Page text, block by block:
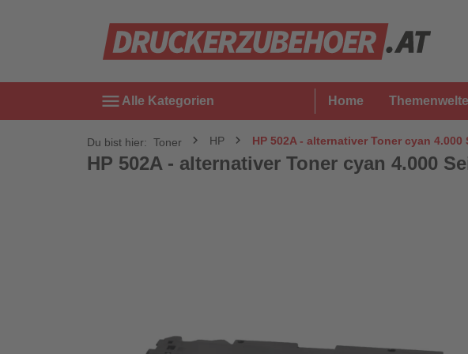
menu Alle Kategorien Home
Du bist hier: Toner HP HP 502A - alternativer Toner cyan
HP 502A - alternativer Toner cyan 4.000